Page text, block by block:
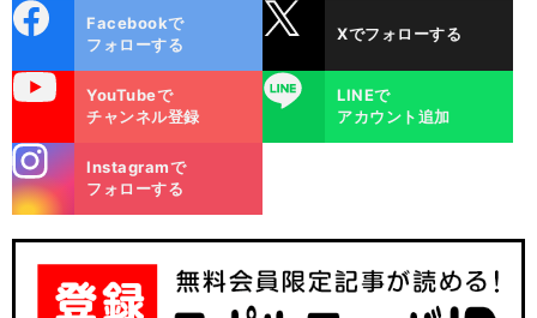
ok
Facebookで
フォローする
Xでフォローする
YouTubeで
チャンネル登録
LINE
LINEで
アカウント追加
m
Instagramで
フォローする